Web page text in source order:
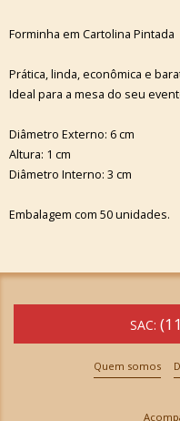
Forminha em Cartolina Pintada
Prática, linda, econômica e
Ideal para a mesa do seu
Diâmetro Externo: 6 cm
Altura: 1 cm
Diâmetro Interno: 3 cm
Embalagem com 50 unidades.
SAC:
Quem somos